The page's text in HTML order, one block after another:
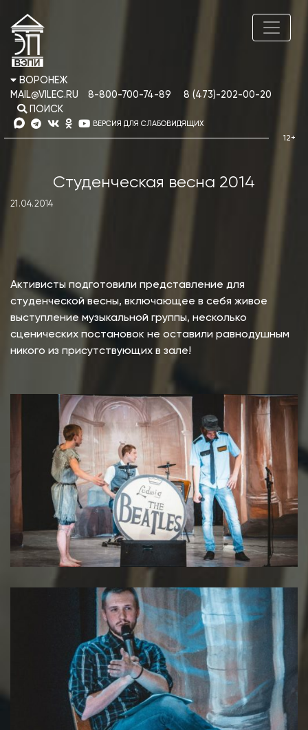
ВОРОНЕЖ
MAIL@VILEC.RU
8-800-700-74-89
8 (473)-202-00-20
ПОИСК
ВЕРСИЯ ДЛЯ СЛАБОВИДЯЩИХ
Студенческая весна 2014
21.04.2014
Активисты подготовили представление для
студенческой весны, включающее в себя живое
выступление музыкальной группы, несколько
сценических постановок не оставили равнодушным
никого из присутствующих в зале!